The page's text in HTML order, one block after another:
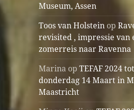
Museum, Assen
Toos van Holstein op
revisited , impressie van
zomerreis naar Ravenna
Marina opTEFAF 2024 tot
donderdag 14 Maart in
Maastricht